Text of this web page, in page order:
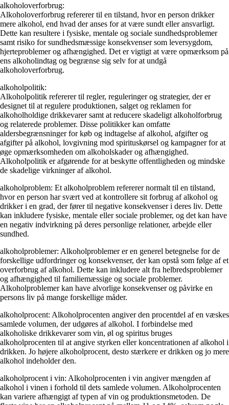
alkoholoverforbrug:
Alkoholoverforbrug refererer til en tilstand, hvor en person drikker
mere alkohol, end hvad der anses for at være sundt eller ansvarligt.
Dette kan resultere i fysiske, mentale og sociale sundhedsproblemer
samt risiko for sundhedsmæssige konsekvenser som leversygdom,
hjerteproblemer og afhængighed. Det er vigtigt at være opmærksom på
ens alkoholindtag og begrænse sig selv for at undgå
alkoholoverforbrug.
alkoholpolitik:
Alkoholpolitik refererer til regler, reguleringer og strategier, der er
designet til at regulere produktionen, salget og reklamen for
alkoholholdige drikkevarer samt at reducere skadeligt alkoholforbrug
og relaterede problemer. Disse politikker kan omfatte
aldersbegrænsninger for køb og indtagelse af alkohol, afgifter og
afgifter på alkohol, lovgivning mod spirituskørsel og kampagner for at
øge opmærksomheden om alkoholskader og afhængighed.
Alkoholpolitik er afgørende for at beskytte offentligheden og mindske
de skadelige virkninger af alkohol.
alkoholproblem: Et alkoholproblem refererer normalt til en tilstand,
hvor en person har svært ved at kontrollere sit forbrug af alkohol og
drikker i en grad, der fører til negative konsekvenser i deres liv. Dette
kan inkludere fysiske, mentale eller sociale problemer, og det kan have
en negativ indvirkning på deres personlige relationer, arbejde eller
sundhed.
alkoholproblemer: Alkoholproblemer er en generel betegnelse for de
forskellige udfordringer og konsekvenser, der kan opstå som følge af et
overforbrug af alkohol. Dette kan inkludere alt fra helbredsproblemer
og afhængighed til familiemæssige og sociale problemer.
Alkoholproblemer kan have alvorlige konsekvenser og påvirke en
persons liv på mange forskellige måder.
alkoholprocent: Alkoholprocenten angiver den procentdel af en væskes
samlede volumen, der udgøres af alkohol. I forbindelse med
alkoholiske drikkevarer som vin, øl og spiritus bruges
alkoholprocenten til at angive styrken eller koncentrationen af alkohol i
drikken. Jo højere alkoholprocent, desto stærkere er drikken og jo mere
alkohol indeholder den.
alkoholprocent i vin: Alkoholprocenten i vin angiver mængden af
alkohol i vinen i forhold til dets samlede volumen. Alkoholprocenten
kan variere afhængigt af typen af vin og produktionsmetoden. De